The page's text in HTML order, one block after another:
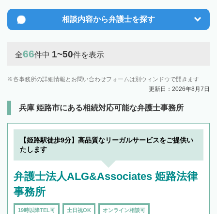
相談内容から弁護士を探す
全66件中 1~50件を表示
各事務所の詳細情報とお問い合わせフォームは別ウィンドウで開きます
更新日：2026年8月7日
兵庫 姫路市にある相続対応可能な弁護士事務所
【姫路駅徒歩9分】高品質なリーガルサービスをご提供い
たします
弁護士法人ALG&Associates 姫路法律
事務所
19時以降TEL可 土日祝OK オンライン相談可